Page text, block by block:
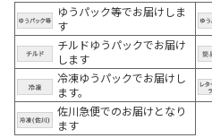
ゆうパック等でお届けしま
す
チルドゆうパックでお届け
します
冷凍ゆうパックでお届けし
ます。
佐川急便でのお届けとなり
ます